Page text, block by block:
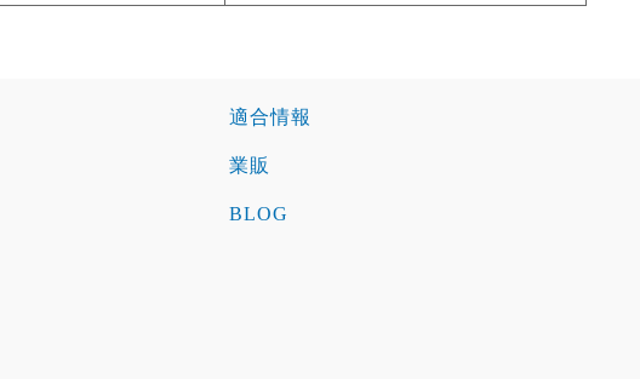
適合情報
業販
BLOG